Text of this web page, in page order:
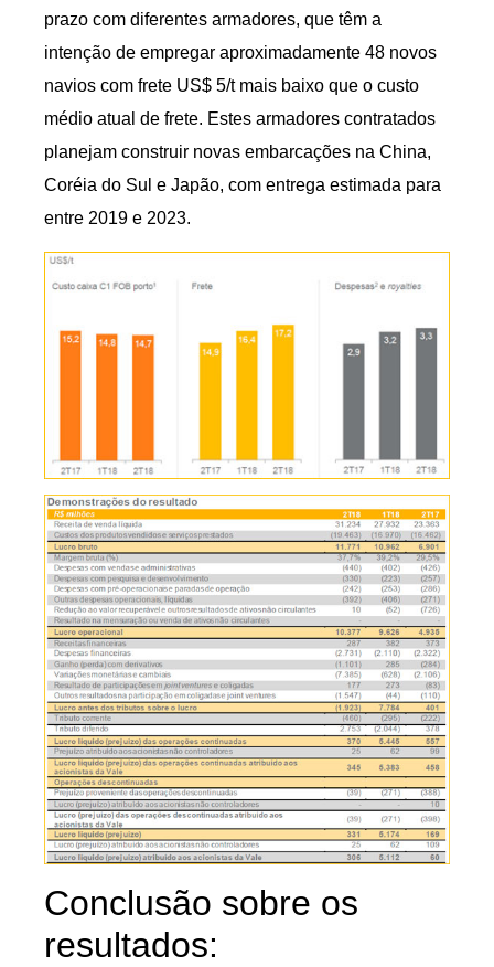
prazo com diferentes armadores, que têm a
intenção de empregar aproximadamente 48 novos
navios com frete US$ 5/t mais baixo que o custo
médio atual de frete. Estes armadores contratados
planejam construir novas embarcações na China,
Coréia do Sul e Japão, com entrega estimada para
entre 2019 e 2023.
Conclusão sobre os
resultados: